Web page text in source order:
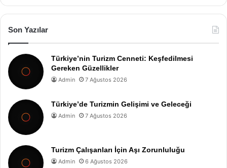
Son Yazılar
Türkiye’nin Turizm Cenneti: Keşfedilmesi
Gereken Güzellikler
Admin 7 Ağustos 2026
Türkiye’de Turizmin Gelişimi ve Geleceği
Admin 7 Ağustos 2026
Turizm Çalışanları İçin Aşı Zorunluluğu
Admin 6 Ağustos 2026